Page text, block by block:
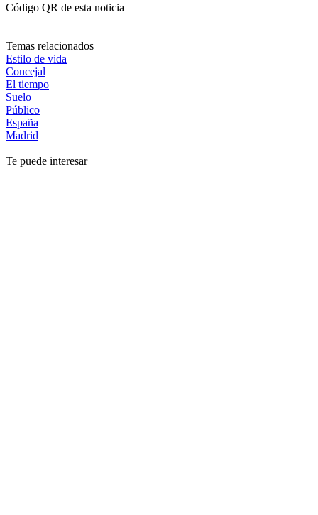
Código QR de esta noticia
Temas relacionados
Estilo de vida
Concejal
El tiempo
Suelo
Público
España
Madrid
Te puede interesar